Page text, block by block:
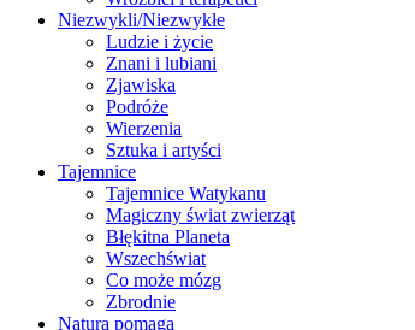
Niezwykli/Niezwykłe
Ludzie i życie
Znani i lubiani
Zjawiska
Podróże
Wierzenia
Sztuka i artyści
Tajemnice
Tajemnice Watykanu
Magiczny świat zwierząt
Błękitna Planeta
Wszechświat
Co może mózg
Zbrodnie
Natura pomaga